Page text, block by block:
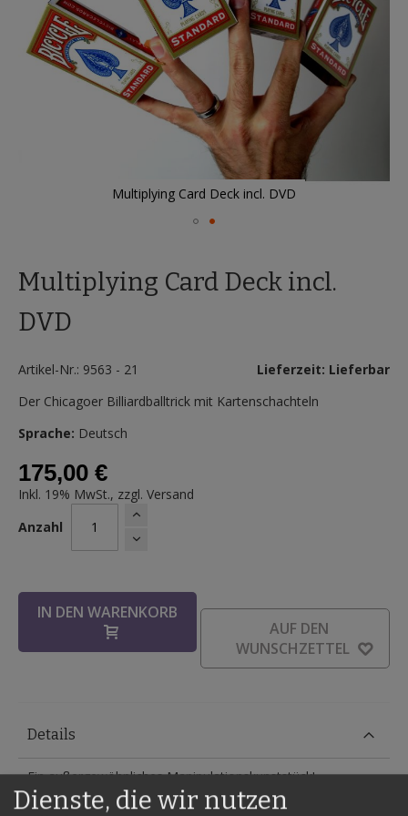
Multiplying Card Deck incl. DVD
der
Bildergalerie
springen
Multiplying Card Deck incl.
DVD
Artikel-Nr.: 9563 - 21
Lieferzeit: Lieferbar
Der Chicagoer Billiardballtrick mit Kartenschachteln
Sprache: Deutsch
175,00 €
Inkl. 19% MwSt., zzgl. Versand
Anzahl
IN DEN WARENKORB
AUF DEN
WUNSCHZETTEL
Details
Ein außergewöhnliches Manipulationskunststück!
Sicherlich kennen Sie den Chicagoer Billardballtrick?
Dienste, die wir nutzen